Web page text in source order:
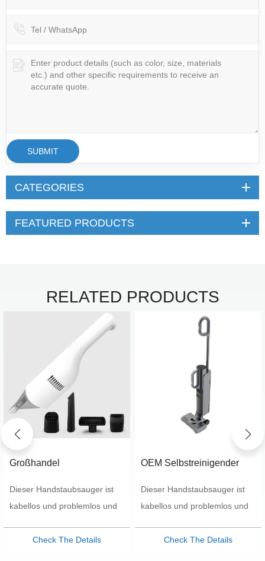
SUBMIT
CATEGORIES
FEATURED PRODUCTS
RELATED PRODUCTS
Großhandel
4000kpa tragbarer
kabelloser
Dieser Handstaubsauger ist
kabellos und problemlos und
Ihrer Reinigungsarbeit. Mit
Check The Details
OEM Selbstreinigender
und Trocken-
Multifunktionsstaubsauger
Dieser Handstaubsauger ist
kabellos und problemlos und
Ihrer Reinigungsarbeit. Mit
Check The Details